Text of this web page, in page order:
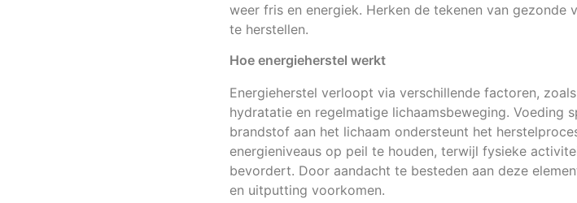
weer fris en energiek. Herken de tekenen van gezonde
te herstellen.
Hoe energieherstel werkt
Energieherstel verloopt via verschillende factoren,
hydratatie en regelmatige lichaamsbeweging. Voeding
brandstof aan het lichaam ondersteunt het
energieniveaus op peil te houden, terwijl fysieke
bevordert. Door aandacht te besteden aan deze
en uitputting voorkomen.